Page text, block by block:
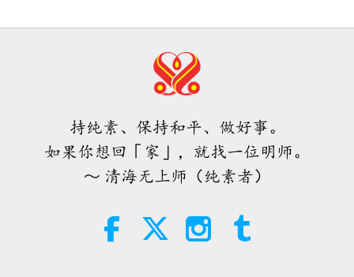
19:47
38:45
师父内边的和平会谈（二集之一）
师徒之间 2026-08-06 1139
2:01
肉品制造商权益
持纯素、保持和平、做好事。
如果你想回「家」，就找一位明师。
～ 清海无上师（纯素者）